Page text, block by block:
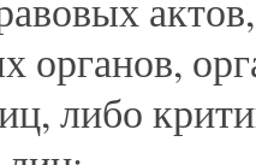
органов,
либо